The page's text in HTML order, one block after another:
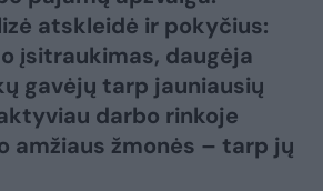
atskleidė ir pokyčius:
įsitraukimas, daugėja
gavėjų tarp jauniausių
darbo rinkoje
amžiaus žmonės – tarp jų